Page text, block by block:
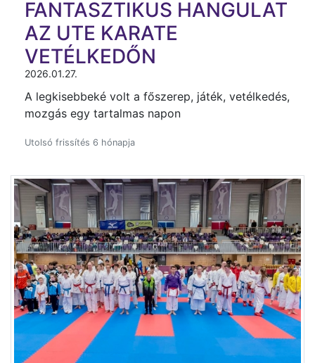
FANTASZTIKUS HANGULAT
AZ UTE KARATE
VETÉLKEDŐN
2026.01.27.
A legkisebbeké volt a főszerep, játék, vetélkedés,
mozgás egy tartalmas napon
Utolsó frissítés 6 hónapja